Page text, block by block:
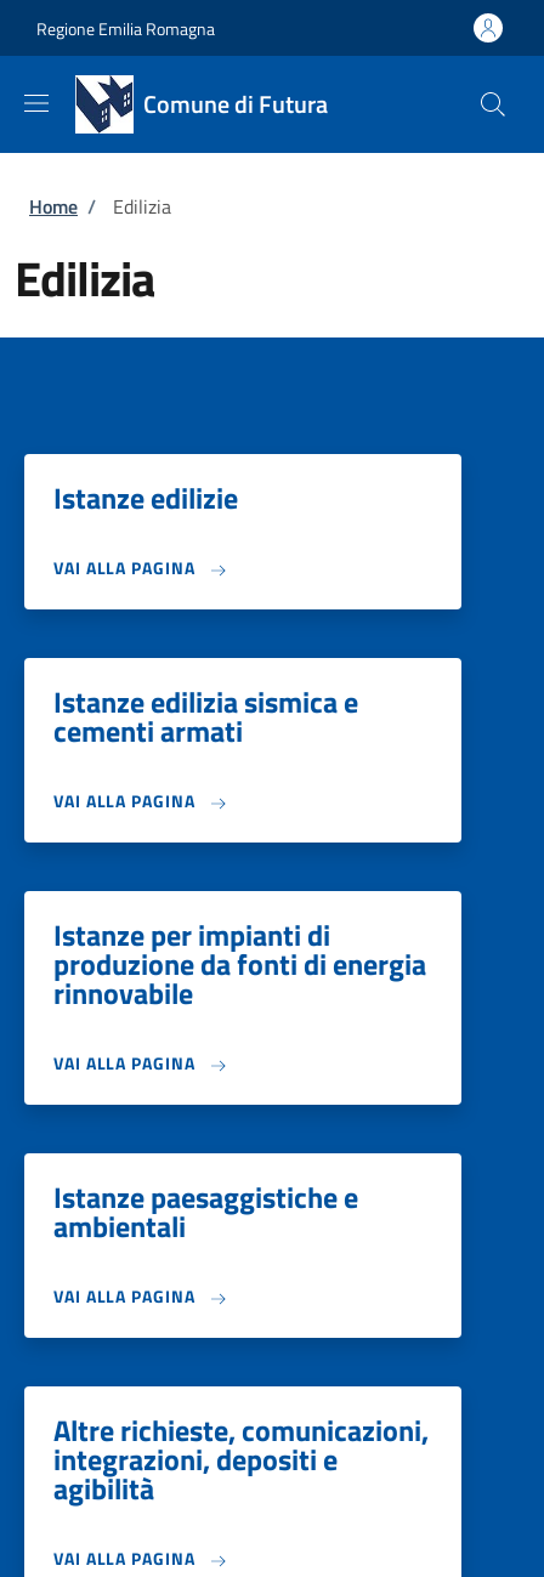
Regione Emilia Romagna
Comune di Futura
Briciole di pane
Home / Edilizia
Edilizia
Istanze edilizie
VAI ALLA PAGINA
Istanze edilizia sismica e
cementi armati
VAI ALLA PAGINA
Istanze per impianti di
produzione da fonti di energia
rinnovabile
VAI ALLA PAGINA
Istanze paesaggistiche e
ambientali
VAI ALLA PAGINA
Altre richieste, comunicazioni,
integrazioni, depositi e
agibilità
VAI ALLA PAGINA